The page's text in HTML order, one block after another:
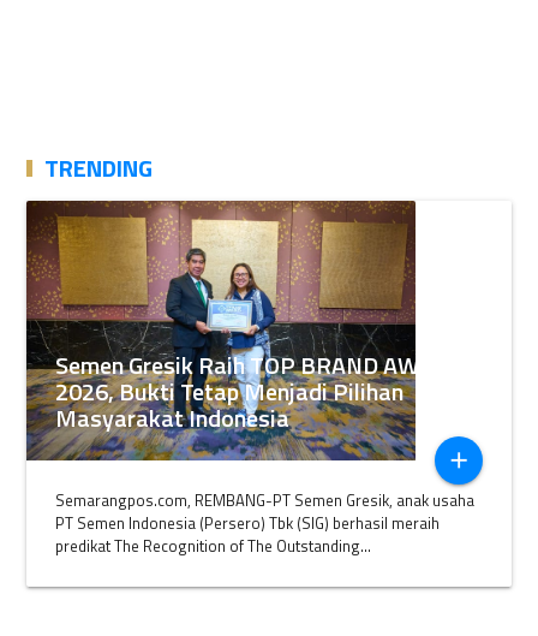
TRENDING
Semen Gresik Raih TOP BRAND AWARDS
2026, Bukti Tetap Menjadi Pilihan
Masyarakat Indonesia
add
Semarangpos.com, REMBANG-PT Semen Gresik, anak usaha
PT Semen Indonesia (Persero) Tbk (SIG) berhasil meraih
predikat The Recognition of The Outstanding...